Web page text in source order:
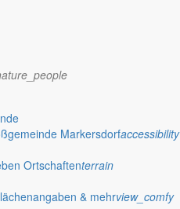
Markersdorfaccessibility
Ortschaftenterrain
& mehrview_comfy